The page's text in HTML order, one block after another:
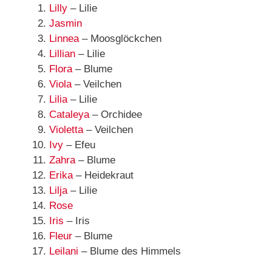
Lilly – Lilie
Jasmin
Linnea– Moosglöckchen
Lillian – Lilie
Flora– Blume
Viola– Veilchen
Lilia– Lilie
Cataleya– Orchidee
Violetta– Veilchen
Ivy – Efeu
Zahra– Blume
Erika– Heidekraut
Lilja– Lilie
Rose
Iris – Iris
Fleur – Blume
Leilani – Blume des Himmels